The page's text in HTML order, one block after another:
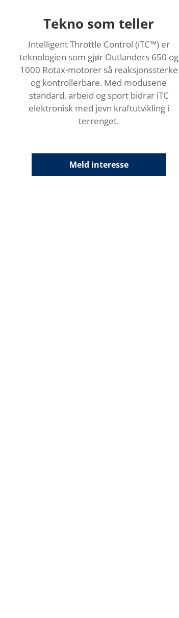
Tekno som teller
Intelligent Throttle Control (iTC™️) er
teknologien som gjør Outlanders 650 og
1000 Rotax-motorer så reaksjonssterke
og kontrollerbare. Med modusene
standard, arbeid og sport bidrar iTC
elektronisk med jevn kraftutvikling i
terrenget.
Meld interesse